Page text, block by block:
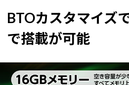
BTOカスタマイズ
で搭載が可能